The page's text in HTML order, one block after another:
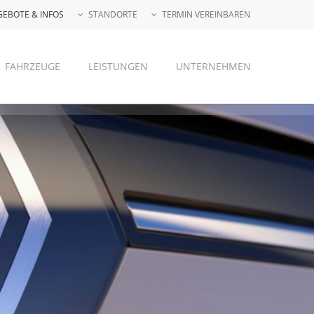
& INFOS STANDORTE TERMIN VEREINBAREN
FAHRZEUGE LEISTUNGEN UNTERNEHMEN
HAGEN
WITTEN